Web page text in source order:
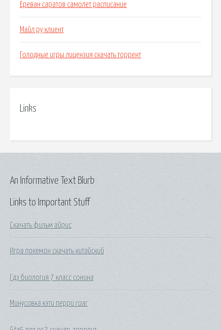
Ереван саратов самолет расписание
Майл ру клиент
Голодные игры лицензия скачать торрент
Links
Links to Important Stuff
Скачать фильм айрис
Игра покемон скачать китайский
Гдз биология 7 класс сонина
Минусовка кэти перри roar
An Informative Text Blurb